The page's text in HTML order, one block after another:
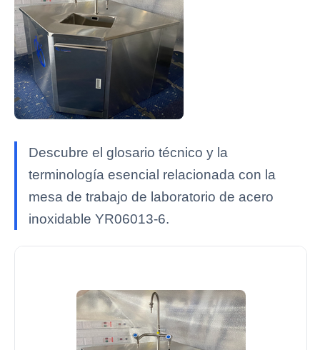
Descubre el glosario técnico y la
terminología esencial relacionada con la
mesa de trabajo de laboratorio de acero
inoxidable YR06013-6.